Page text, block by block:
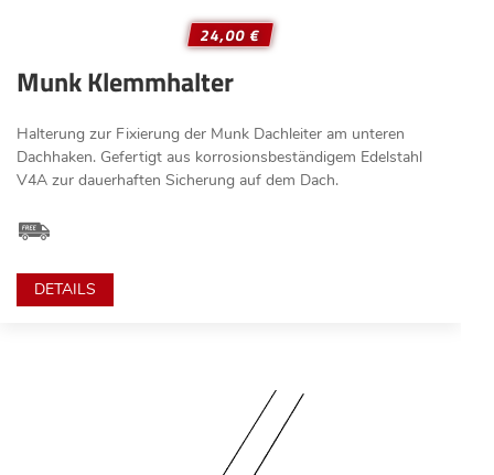
24,00 €
Munk Klemmhalter
Halterung zur Fixierung der Munk Dachleiter am unteren
Dachhaken. Gefertigt aus korrosionsbeständigem Edelstahl
V4A zur dauerhaften Sicherung auf dem Dach.
DETAILS